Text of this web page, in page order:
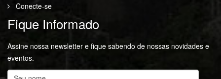
Conecte-se
Fique Informado
Assine nossa newsletter e fique sabendo de nossas novidades e
eventos.